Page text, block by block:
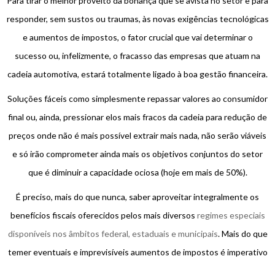
responder, sem sustos ou traumas, às novas exigências tecnológicas
e aumentos de impostos, o fator crucial que vai determinar o
sucesso ou, infelizmente, o fracasso das empresas que atuam na
cadeia automotiva, estará totalmente ligado à boa gestão financeira.
Soluções fáceis como simplesmente repassar valores ao consumidor
final ou, ainda, pressionar elos mais fracos da cadeia para redução de
preços onde não é mais possível extrair mais nada, não serão viáveis
e só irão comprometer ainda mais os objetivos conjuntos do setor
que é diminuir a capacidade ociosa (hoje em mais de 50%).
É preciso, mais do que nunca, saber aproveitar integralmente os
benefícios fiscais oferecidos pelos mais diversos regimes especiais
disponíveis nos âmbitos federal, estaduais e municipais. Mais do que
temer eventuais e imprevisíveis aumentos de impostos é imperativo